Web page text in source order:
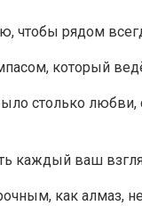
рядом
который
столько любви,
каждый ваш
как алмаз,